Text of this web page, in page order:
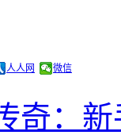
人人网 微信
奇：